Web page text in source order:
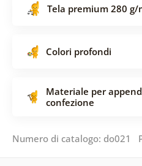
Tela premium 280 g/
Colori profondi
Materiale per
confezione
Numero di catalogo: do021